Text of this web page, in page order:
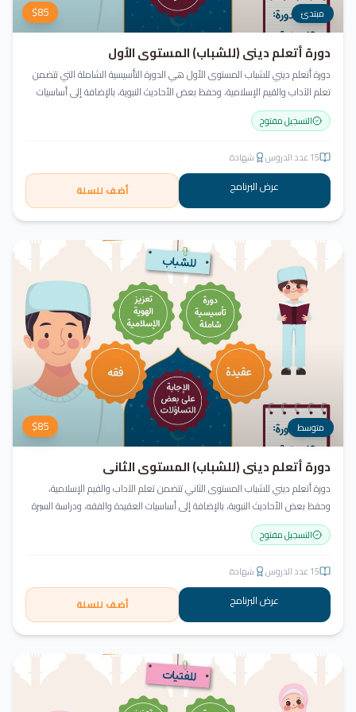
مبتدئ $85
دورة أتعلم ديني (للشباب) المستوى الأول
دورة أتعلم ديني للشباب المستوى الأول هي الدورة التأسيسية الشاملة التي تتضمن
تعلم الآداب والقيم الإسلامية، وحفظ بعض الأحاديث النبوية، بالإضافة إلى أساسيات
العقيدة والفقه، ودراسة السيرة النبوية (فقه، عقيدة، سيرة).
التسجيل مفتوح
15عدد الدروس شهادة
عرض البرنامج أضف للسلة
متوسط $85
دورة أتعلم ديني (للشباب) المستوى الثاني
دورة أتعلم ديني للشباب المستوى الثاني تتضمن تعلم الآداب والقيم الإسلامية،
وحفظ بعض الأحاديث النبوية، بالإضافة إلى أساسيات العقيدة والفقه، ودراسة السيرة
النبوية (فقه الصيام، عقيدة، سيرة).
التسجيل مفتوح
15عدد الدروس شهادة
عرض البرنامج أضف للسلة